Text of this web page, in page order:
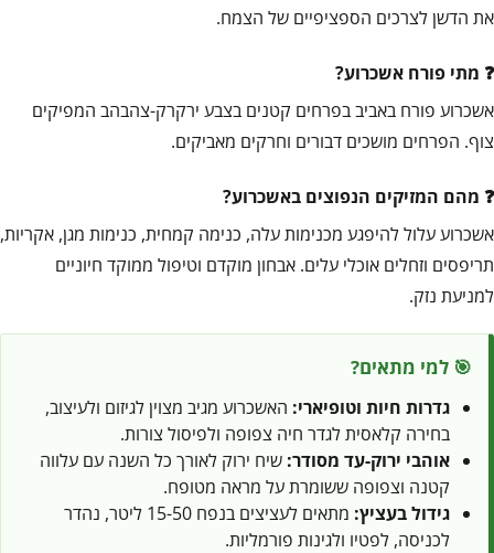
את הדשן לצרכים הספציפיים של הצמח.
מתי פורח אשכרוע?
אשכרוע פורח באביב בפרחים קטנים בצבע ירקרק-צהבהב המפיקים
צוף. הפרחים מושכים דבורים וחרקים מאביקים.
מהם המזיקים הנפוצים באשכרוע?
אשכרוע עלול להיפגע מכנימות עלה, כנימה קמחית, כנימות מגן, אקריות,
תריפסים וזחלים אוכלי עלים. אבחון מוקדם וטיפול ממוקד חיוניים
למניעת נזק.
🎯 למי מתאים?
גדרות חיות וטופיארי: האשכרוע מגיב מצוין לגיזום ולעיצוב,
בחירה קלאסית לגדר חיה צפופה ולפיסול צורות.
אוהבי ירוק-עד מסודר: שיח ירוק לאורך כל השנה עם עלווה
קטנה וצפופה ששומרת על מראה מטופח.
גידול בעציץ:
מתאים לעציצים בנפח 15-50 ליטר, נהדר
לכניסה, לפטיו ולגינות פורמליות.